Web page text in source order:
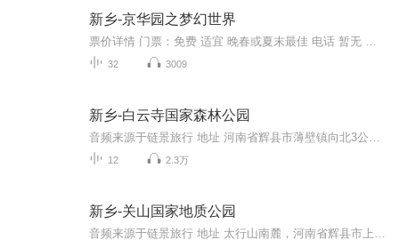
新乡-京华园之梦幻世界
32 3009
新乡-白云寺国家森林公园
12 2.3万
新乡-关山国家地质公园